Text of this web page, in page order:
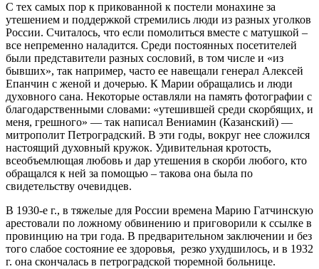
С тех самых пор к прикованной к постели монахине за
утешением и поддержкой стремились люди из разных уголков
России. Считалось, что если помолиться вместе с матушкой –
все непременно наладится. Среди постоянных посетителей
были представители разных сословий, в том числе и «из
бывших», так например, часто ее навещали генерал Алексей
Епанчин с женой и дочерью. К Марии обращались и люди
духовного сана. Некоторые оставляли на память фотографии с
благодарственными словами: «утешившей среди скорбящих, и
меня, грешного» — так написал Вениамин (Казанский) —
митрополит Петроградский. В эти годы, вокруг нее сложился
настоящий духовный кружок. Удивительная кротость,
всеобъемлющая любовь и дар утешения в скорби любого, кто
обращался к ней за помощью – такова она была по
свидетельству очевидцев.
В 1930-е г., в тяжелые для России времена Марию Гатчинскую
арестовали по ложному обвинению и приговорили к ссылке в
провинцию на три года. В предварительном заключении и без
того слабое состояние ее здоровья, резко ухудшилось, и в 1932
г. она скончалась в петроградской тюремной больнице.